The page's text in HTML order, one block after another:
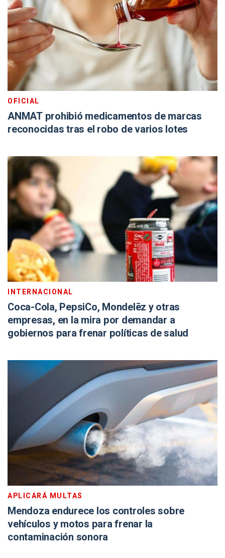
OFICIAL
ANMAT prohibió medicamentos de marcas
reconocidas tras el robo de varios lotes
INTERNACIONAL
Coca-Cola, PepsiCo, Mondelēz y otras
empresas, en la mira por demandar a
gobiernos para frenar políticas de salud
APLICARÁ MULTAS
Mendoza endurece los controles sobre
vehículos y motos para frenar la
contaminación sonora